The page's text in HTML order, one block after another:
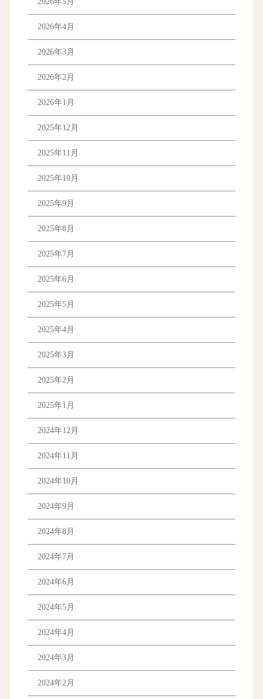
2026年4月
2026年3月
2026年2月
2026年1月
2025年12月
2025年11月
2025年10月
2025年9月
2025年8月
2025年7月
2025年6月
2025年5月
2025年4月
2025年3月
2025年2月
2025年1月
2024年12月
2024年11月
2024年10月
2024年9月
2024年8月
2024年7月
2024年6月
2024年5月
2024年4月
2024年3月
2024年2月